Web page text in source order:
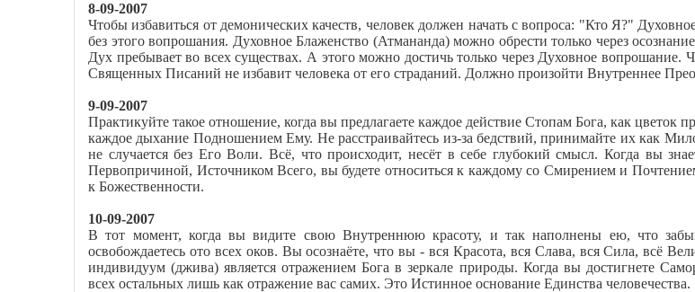
8-09-2007
Чтобы избавиться от демонических качеств, человек должен начать с вопроса: "Кто Я?"
без этого вопрошания. Духовное Блаженство (Атмананда) можно обрести только через
Дух пребывает во всех существах. А этого можно достичь только через Духовное
Священных Писаний не избавит человека от его страданий. Должно произойти Внутреннее
9-09-2007
Практикуйте такое отношение, когда вы предлагаете каждое действие Стопам Бога, как цветок
каждое дыхание Подношением Ему. Не расстраивайтесь из-за бедствий, принимайте их как
не случается без Его Воли. Всё, что происходит, несёт в себе глубокий смысл. Когда вы
Первопричиной, Источником Всего, вы будете относиться к каждому со Смирением и
к Божественности.
10-09-2007
В тот момент, когда вы видите свою Внутреннюю красоту, и так наполнены ею, что
освобождаетесь ото всех оков. Вы осознаёте, что вы - вся Красота, вся Слава, вся Сила, всё
индивидуум (джива) является отражением Бога в зеркале природы. Когда вы достигнете
всех остальных лишь как отражение вас самих. Это Истинное основание Единства человечества.